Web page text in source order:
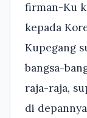
firman-Ku
kepada
Kupegang
bangsa-
raja-raja,
di